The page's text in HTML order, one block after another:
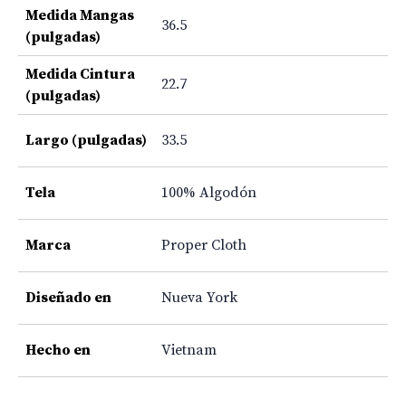
Medida Mangas
(pulgadas)
36.5
Medida Cintura
(pulgadas)
22.7
Largo (pulgadas) 33.5
Tela 100% Algodón
Marca Proper Cloth
Diseñado en Nueva York
Hecho en Vietnam